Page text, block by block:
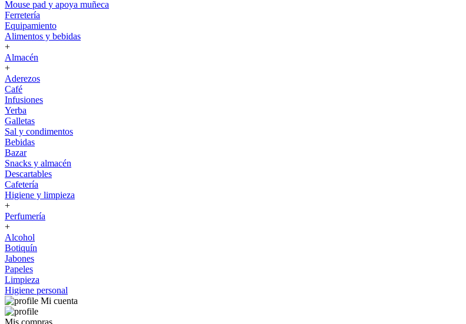
Mouse pad y apoya muñeca
Ferretería
Equipamiento
Alimentos y bebidas
+
Almacén
+
Aderezos
Café
Infusiones
Yerba
Galletas
Sal y condimentos
Bebidas
Bazar
Snacks y almacén
Descartables
Cafetería
Higiene y limpieza
+
Perfumería
+
Alcohol
Botiquín
Jabones
Papeles
Limpieza
Higiene personal
Mi cuenta
Mis compras